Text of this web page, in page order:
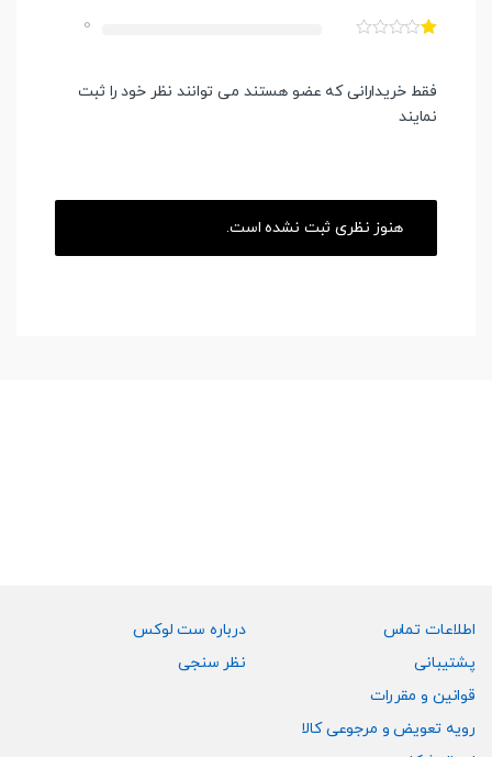
0
فقط خریدارانی که عضو هستند می توانند نظر خود را ثبت
نمایند
هنوز نظری ثبت نشده است.
اطلاعات تماس
پشتیبانی
قوانین و مقررات
رویه تعویض و مرجوعی کالا
درباره ست لوکس
نظر سنجی